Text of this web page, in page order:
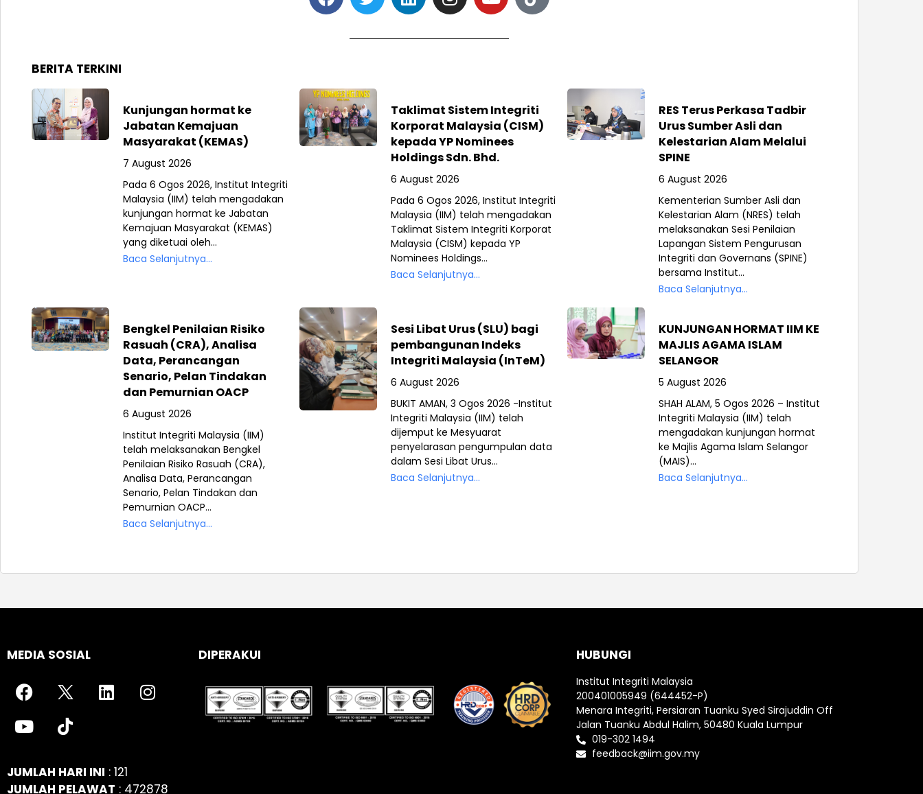
BERITA TERKINI
Kunjungan hormat ke
Jabatan Kemajuan
Masyarakat (KEMAS)
7 August 2026
Pada 6 Ogos 2026, Institut Integriti
Malaysia (IIM) telah mengadakan
kunjungan hormat ke Jabatan
Kemajuan Masyarakat (KEMAS)
yang diketuai oleh...
Baca Selanjutnya...
Taklimat Sistem Integriti
Korporat Malaysia (CISM)
kepada YP Nominees
Holdings Sdn. Bhd.
6 August 2026
Pada 6 Ogos 2026, Institut Integriti
Malaysia (IIM) telah mengadakan
Taklimat Sistem Integriti Korporat
Malaysia (CISM) kepada YP
Nominees Holdings...
Baca Selanjutnya...
RES Terus Perkasa Tadbir
Urus Sumber Asli dan
Kelestarian Alam Melalui
SPINE
6 August 2026
Kementerian Sumber Asli dan
Kelestarian Alam (NRES) telah
melaksanakan Sesi Penilaian
Lapangan Sistem Pengurusan
Integriti dan Governans (SPINE)
bersama Institut...
Baca Selanjutnya...
Bengkel Penilaian Risiko
Rasuah (CRA), Analisa
Data, Perancangan
Senario, Pelan Tindakan
dan Pemurnian OACP
6 August 2026
Institut Integriti Malaysia (IIM)
telah melaksanakan Bengkel
Penilaian Risiko Rasuah (CRA),
Analisa Data, Perancangan
Senario, Pelan Tindakan dan
Pemurnian OACP...
Baca Selanjutnya...
Sesi Libat Urus (SLU) bagi
pembangunan Indeks
Integriti Malaysia (InTeM)
6 August 2026
BUKIT AMAN, 3 Ogos 2026 -Institut
Integriti Malaysia (IIM) telah
dijemput ke Mesyuarat
penyelarasan pengumpulan data
dalam Sesi Libat Urus...
Baca Selanjutnya...
KUNJUNGAN HORMAT IIM KE
MAJLIS AGAMA ISLAM
SELANGOR
5 August 2026
SHAH ALAM, 5 Ogos 2026 – Institut
Integriti Malaysia (IIM) telah
mengadakan kunjungan hormat
ke Majlis Agama Islam Selangor
(MAIS)...
Baca Selanjutnya...
MEDIA SOSIAL
JUMLAH HARI INI : 121
JUMLAH PELAWAT : 472878
DIPERAKUI HUBUNGI
Institut Integriti Malaysia
200401005949 (644452-P)
Menara Integriti, Persiaran Tuanku Syed Sirajuddin Off
Jalan Tuanku Abdul Halim, 50480 Kuala Lumpur
019-302 1494
feedback@iim.gov.my